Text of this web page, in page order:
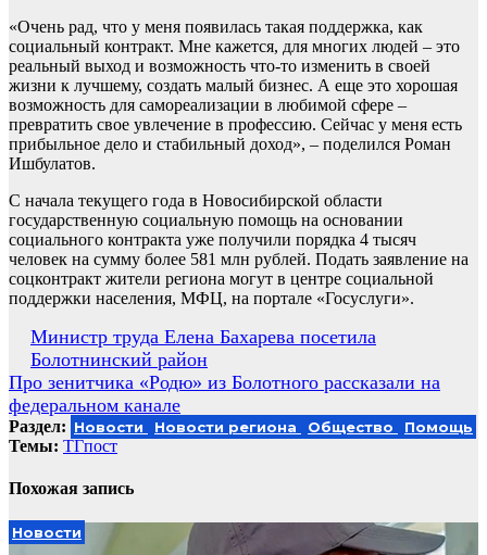
«Очень рад, что у меня появилась такая поддержка, как
социальный контракт. Мне кажется, для многих людей – это
реальный выход и возможность что-то изменить в своей
жизни к лучшему, создать малый бизнес. А еще это хорошая
возможность для самореализации в любимой сфере –
превратить свое увлечение в профессию. Сейчас у меня есть
прибыльное дело и стабильный доход», – поделился Роман
Ишбулатов.
С начала текущего года в Новосибирской области
государственную социальную помощь на основании
социального контракта уже получили порядка 4 тысяч
человек на сумму более 581 млн рублей. Подать заявление на
соцконтракт жители региона могут в центре социальной
поддержки населения, МФЦ, на портале «Госуслуги».
Навигация
по
записям
Министр труда Елена Бахарева посетила
Болотнинский район
Про зенитчика «Родю» из Болотного рассказали на
федеральном канале
Раздел: Новости Новости региона Общество Помощь
Темы: ТГпост
Похожая запись
Новости